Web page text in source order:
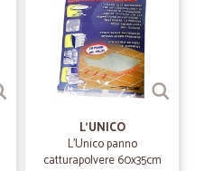
L'UNICO
L'Unico panno
catturapolvere 60x35cm